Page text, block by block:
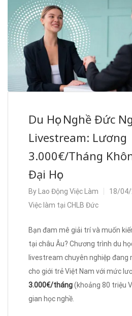
Du Học Nghề Đức
Livestream: Lương
3.000€/Tháng
Đại Học
By Lao Động Việc Làm
18/
Việc làm tại CHLB Đức
Bạn đam mê giải trí và muốn
tại châu Âu? Chương trình du
livestream chuyên nghiệp đang
cho giới trẻ Việt Nam với mức
3.000€/tháng(khoảng 80 triệu
gian học nghề.